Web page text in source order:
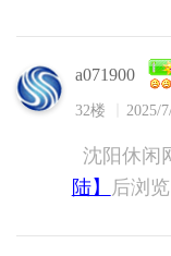
a071900
32楼 2025/
沈阳休闲
陆】
后浏览